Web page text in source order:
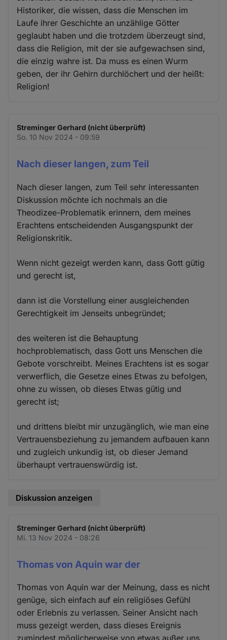
Historiker, die wissen, dass die Menschen im
Laufe ihrer Geschichte an unzählige Götter
geglaubt haben und die trotzdem überzeugt sind,
dass die Religion, mit der sie aufgewachsen sind,
die einzig wahre ist. Da muss es einen Wurm
geben, der ihr Gehirn durchlöchert und der heißt:
Religion!
Streminger Gerhard (nicht überprüft)
So. 10 Nov 2024 - 09:59
Nach dieser langen, zum Teil
Nach dieser langen, zum Teil sehr interessanten
Diskussion möchte ich nochmals an die
Theodizee-Problematik erinnern, dem meines
Erachtens entscheidenden Ausgangspunkt der
Religionskritik.
Wenn nicht gezeigt werden kann, dass Gott gütig
und gerecht ist,
dann ist die Vorstellung einer ausgleichenden
Gerechtigkeit im Jenseits unbegründet;
des weiteren ist die Behauptung
hochproblematisch, dass Gott uns Menschen die
Gebote vorschreibt. Meines Erachtens ist es sogar
verwerflich, die Gesetze eines Etwas zu befolgen,
ohne zu wissen, ob dieses Etwas gütig und
gerecht ist;
und drittens bleibt mir unzugänglich, wie man eine
Vertrauensbeziehung zu jemandem aufbauen kann
und zugleich unkundig ist, ob dieser Jemand
überhaupt vertrauenswürdig ist.
Diskussion anzeigen
Streminger Gerhard (nicht überprüft)
Mi. 13 Nov 2024 - 08:26
Thomas von Aquin war der
Thomas von Aquin war der Meinung, dass es nicht
genüge, sich einfach auf ein religiöses Gefühl
oder Erlebnis zu verlassen. Seiner Ansicht nach
muss gezeigt werden, dass dieses Ereignis